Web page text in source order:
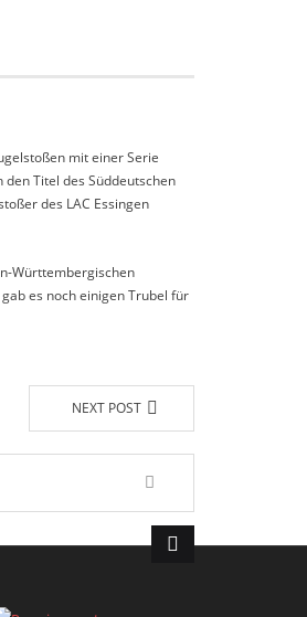
mit einer Serie
Titel des Süddeutschen
des LAC Essingen
Württembergischen
es noch einigen Trubel für
NEXT POST